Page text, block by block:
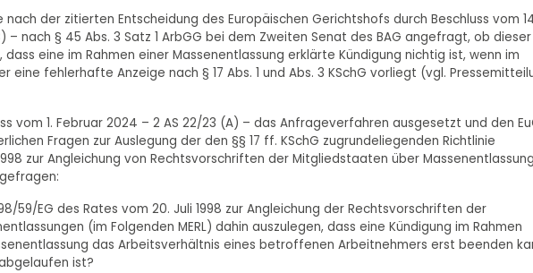
der zitierten Entscheidung des Europäischen Gerichtshofs durch Beschluss vom
– nach § 45 Abs. 3 Satz 1 ArbGG bei dem Zweiten Senat des BAG angefragt, ob
eine im Rahmen einer Massenentlassung erklärte Kündigung nichtig ist, wenn im
eine fehlerhafte Anzeige nach § 17 Abs. 1 und Abs. 3 KSchG vorliegt (vgl.
vom 1. Februar 2024 – 2 AS 22/23 (A) – das Anfrageverfahren ausgesetzt und den
Fragen zur Auslegung der den §§ 17 ff. KSchG zugrundeliegenden Richtlinie
zur Angleichung von Rechtsvorschriften der Mitgliedstaaten über
59/EG des Rates vom 20. Juli 1998 zur Angleichung der Rechtsvorschriften der
(im Folgenden MERL) dahin auszulegen, dass eine Kündigung im Rahmen
das Arbeitsverhältnis eines betroffenen Arbeitnehmers erst beenden
ist?